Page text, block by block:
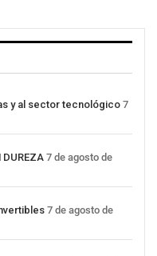
y al sector tecnológico 7
DUREZA 7 de agosto de
7 de agosto de